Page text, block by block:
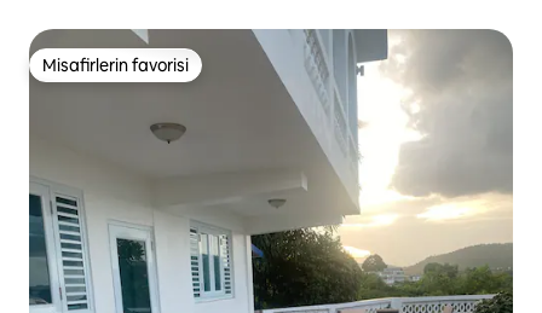
Misafirlerin favorisi
Misafirlerin favorisi